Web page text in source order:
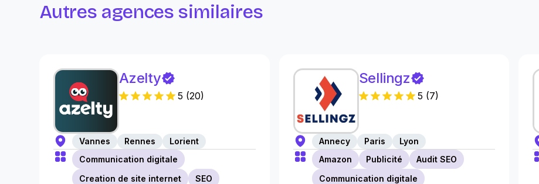
Autres agences similaires
Azelty
5 (20)
Vannes Rennes
Lorient
Communication digitale
Creation de site internet
SEO
Sellingz
5 (7)
Annecy Paris
Lyon
Amazon
Publicité
Audit SEO
Communication digitale